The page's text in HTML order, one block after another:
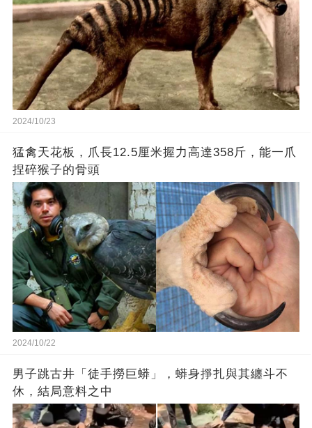
2024/10/23
猛禽天花板，爪長12.5厘米握力高達358斤，能一爪
捏碎猴子的骨頭
2024/10/22
男子跳古井「徒手撈巨蟒」，蟒身掙扎與其纏斗不
休，結局意料之中